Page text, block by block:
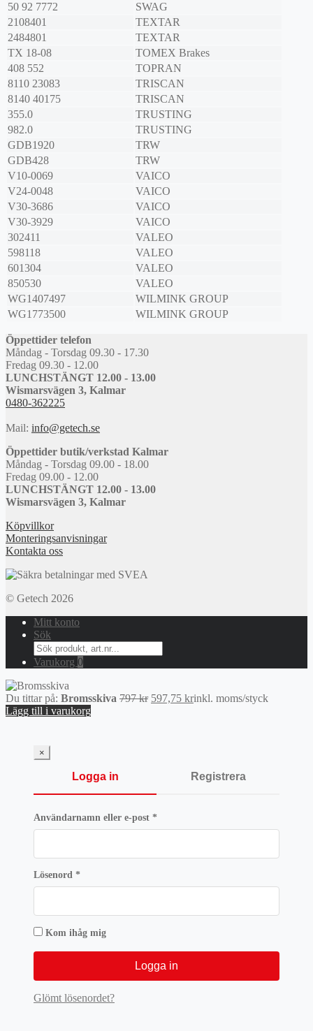
50 92 7772
SWAG
2108401
TEXTAR
2484801
TEXTAR
TX 18-08
TOMEX Brakes
408 552
TOPRAN
8110 23083
TRISCAN
8140 40175
TRISCAN
355.0
TRUSTING
982.0
TRUSTING
GDB1920
TRW
GDB428
TRW
V10-0069
VAICO
V24-0048
VAICO
V30-3686
VAICO
V30-3929
VAICO
302411
VALEO
598118
VALEO
601304
VALEO
850530
VALEO
WG1407497
WILMINK GROUP
WG1773500
WILMINK GROUP
Öppettider telefon
Måndag - Torsdag 09.30 - 17.30
Fredag 09.30 - 12.00
LUNCHSTÄNGT 12.00 - 13.00
Wismarsvägen 3, Kalmar
0480-362225
Mail: info@getech.se
Öppettider butik/verkstad Kalmar
Måndag - Torsdag 09.00 - 18.00
Fredag 09.00 - 12.00
LUNCHSTÄNGT 12.00 - 13.00
Wismarsvägen 3, Kalmar
Köpvillkor
Monteringsanvisningar
Kontakta oss
© Getech 2026
Mitt konto
Sök
Search
for:
Varukorg 0
Du tittar på: Bromsskiva 797kr Det
597,75 krDet
inkl. moms/styck
Lägg till i varukorg
×
Logga in Registrera
Användarnamn eller e-post *Obligatoriskt
Lösenord *Obligatoriskt
Kom ihåg mig
Logga in
Glömt lösenordet?